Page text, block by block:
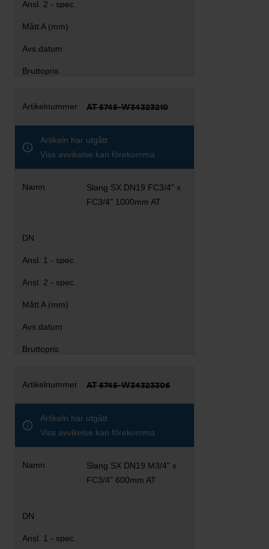
AT 5745-W34323210
Artikeln har utgått
Viss avvikelse kan förekomma
Slang SX DN19 FC3/4" x
FC3/4" 1000mm AT
AT 5745-W34323306
Artikeln har utgått
Viss avvikelse kan förekomma
Slang SX DN19 M3/4" x
FC3/4" 600mm AT